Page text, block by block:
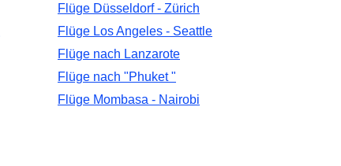
Flüge Düsseldorf - Zürich
Flüge Los Angeles - Seattle
Flüge nach Lanzarote
Flüge nach "Phuket "
Flüge Mombasa - Nairobi